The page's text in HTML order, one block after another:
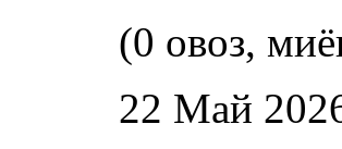
(0 овоз,
22 Май